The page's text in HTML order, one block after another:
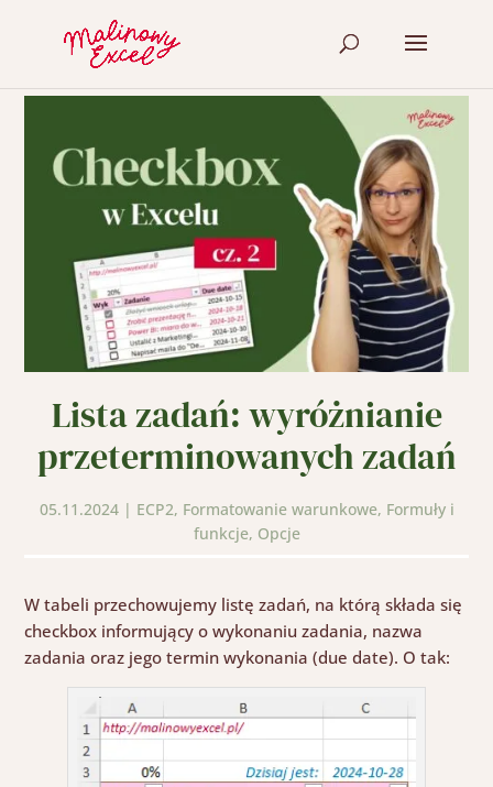
Lista zadań: wyróżnianie
przeterminowanych zadań
05.11.2024| ECP2, Formatowanie warunkowe, Formuły i
funkcje, Opcje
W tabeli przechowujemy listę zadań, na którą składa się
checkbox informujący o wykonaniu zadania, nazwa
zadania oraz jego termin wykonania (due date). O tak: